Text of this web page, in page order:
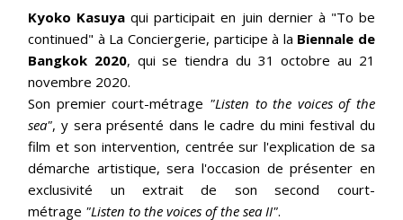
Kyoko Kasuya qui participait en juin dernier à "To be
continued" à La Conciergerie, participe à la Biennale de
Bangkok 2020, qui se tiendra du 31 octobre au 21
novembre 2020.
Son premier court-métrage "Listen to the voices of the
sea", y sera présenté dans le cadre du mini festival du
film et son intervention, centrée sur l'explication de sa
démarche artistique, sera l'occasion de présenter en
exclusivité un extrait de son second court-
métrage "Listen to the voices of the sea II".